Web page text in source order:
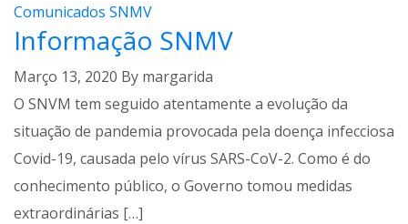
Comunicados SNMV
Informação SNMV
Março 13, 2020 By margarida
O SNVM tem seguido atentamente a evolução da
situação de pandemia provocada pela doença infecciosa
Covid-19, causada pelo vírus SARS-CoV-2. Como é do
conhecimento público, o Governo tomou medidas
extraordinárias […]